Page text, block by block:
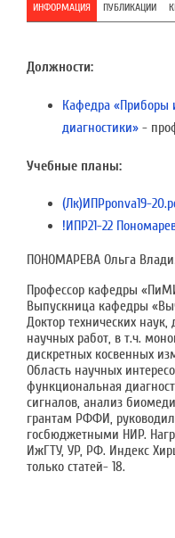
ИНФОРМАЦИЯ ПУБЛИКАЦИИ
Должности:
Кафедра «Приборы
диагностики» -
Учебные планы:
(Лк)ИПРponva19-
!ИПР21-22
ПОНОМАРЕВА Ольга
Профессор кафедры
Выпускница кафедры
Доктор технических
научных работ, в т.ч.
дискретных косвенных
Область научных
функциональная
сигналов, анализ
грантам РФФИ,
госбюджетными НИР.
ИжГТУ, УР, РФ. Индекс
только статей- 18.